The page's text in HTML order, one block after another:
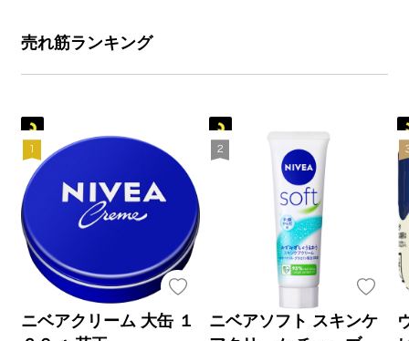
売れ筋ランキング
ニベアクリーム 大缶 １
ニベアソフト スキンケ